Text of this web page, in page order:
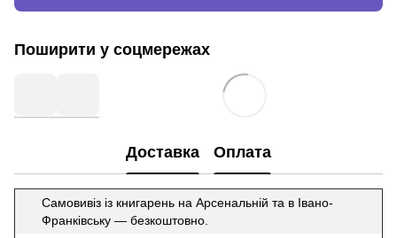
Поширити у соцмережах
Доставка Оплата
Самовивіз із книгарень на Арсенальній та в Івано-
Франківську — безкоштовно.